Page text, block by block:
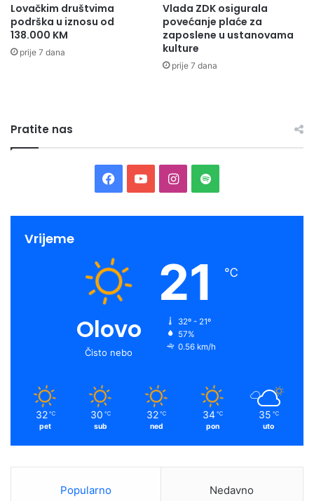
Lovačkim društvima
podrška u iznosu od
138.000 KM
prije 7 dana
Vlada ZDK osigurala
povećanje plaće za
zaposlene u ustanovama
kulture
prije 7 dana
Pratite nas
Facebook
YouTubeInstagram
Spotify
Vrijeme
Olovo
Čisto nebo
21 ℃
32º - 21º
57%
0.56 km/h
32 ℃
pet
30 ℃
sub
32 ℃
ned
34 ℃
pon
35 ℃
uto
Popularno Nedavno